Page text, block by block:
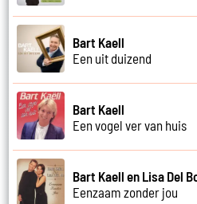
Bart Kaell
Een uit duizend
Bart Kaell
Een vogel ver van huis
Bart Kaell en Lisa Del
Eenzaam zonder jou